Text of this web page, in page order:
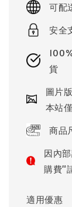
可配
安全
貨
圖片
本站
商品
因內
購費"
適用優惠